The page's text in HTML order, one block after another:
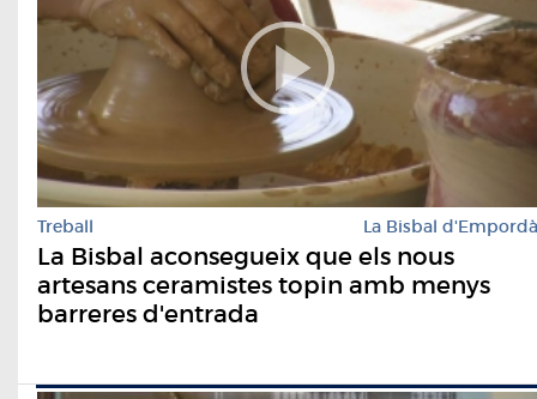
Treball La Bisbal d'Empordà
La Bisbal aconsegueix que els nous
artesans ceramistes topin amb menys
barreres d'entrada